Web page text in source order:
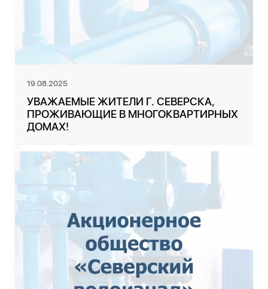
19.08.2025
УВАЖАЕМЫЕ ЖИТЕЛИ Г. СЕВЕРСКА,
ПРОЖИВАЮЩИЕ В МНОГОКВАРТИРНЫХ
ДОМАХ!